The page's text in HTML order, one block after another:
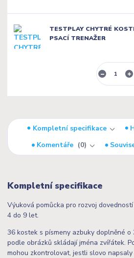
TESTPLAY CHYTRÉ
PSACÍ TRENAŽER
Kompletní specifikace
Komentáře
0
Kompletní specifikace
Výuková pomůcka pro rozvoj
4 do 9 let.
36 kostek s písmeny azbuky doplněné o
podle obrázků skládají jména zvířátek.
mohou zkontrolovat, jestli slovo napsaly